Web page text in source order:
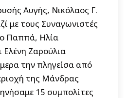
Αυγής, Νικόλαος Γ.
με τους Συναγωνιστές
Παππά, Ηλία
Ζαρούλια
την πληγείσα από
της Μάνδρας
15 συμπολίτες